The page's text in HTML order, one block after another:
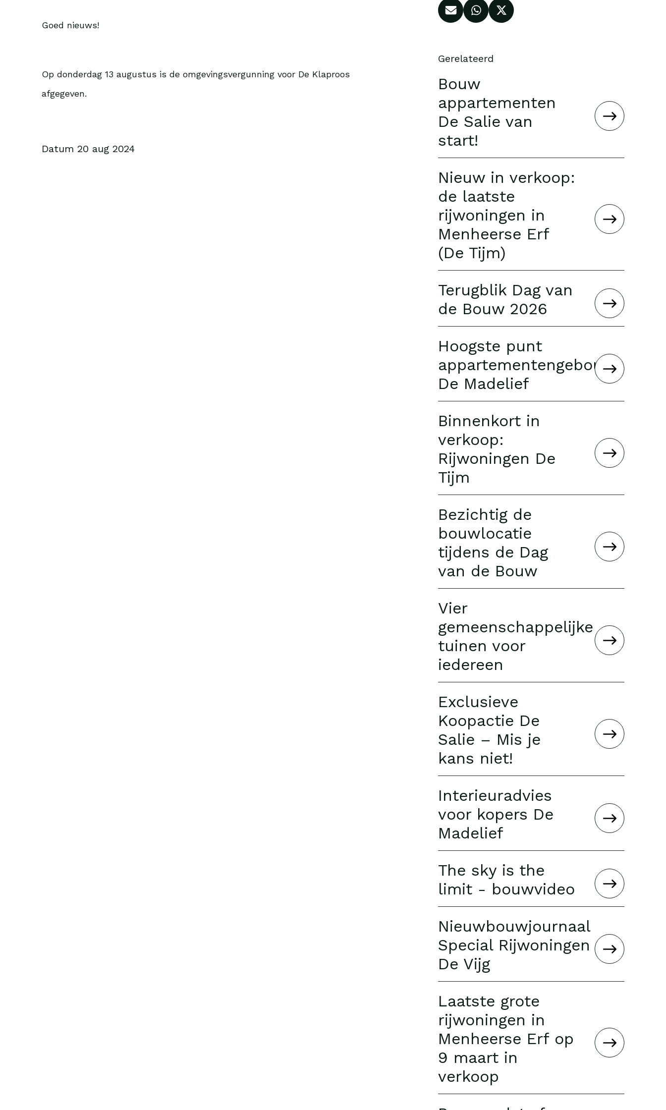
Goed nieuws!
Op donderdag 13 augustus is de omgevingsvergunning voor De Klaproos
afgegeven.
Datum 20 aug 2024
Gerelateerd
Bouw
appartementen
De Salie van
start!
Nieuw in verkoop:
de laatste
rijwoningen in
Menheerse Erf
(De Tijm)
Terugblik Dag van
de Bouw 2026
Hoogste punt
appartementengebouw
De Madelief
Binnenkort in
verkoop:
Rijwoningen De
Tijm
Bezichtig de
bouwlocatie
tijdens de Dag
van de Bouw
Vier
gemeenschappelijke
tuinen voor
iedereen
Exclusieve
Koopactie De
Salie – Mis je
kans niet!
Interieuradvies
voor kopers De
Madelief
The sky is the
limit - bouwvideo
Nieuwbouwjournaal
Special Rijwoningen
De Vijg
Laatste grote
rijwoningen in
Menheerse Erf op
9 maart in
verkoop